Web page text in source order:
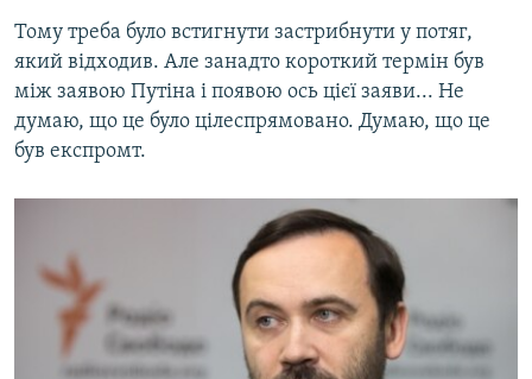
Тому треба було встигнути застрибнути у потяг,
який відходив. Але занадто короткий термін був
між заявою Путіна і появою ось цієї заяви... Не
думаю, що це було цілеспрямовано. Думаю, що це
був експромт.